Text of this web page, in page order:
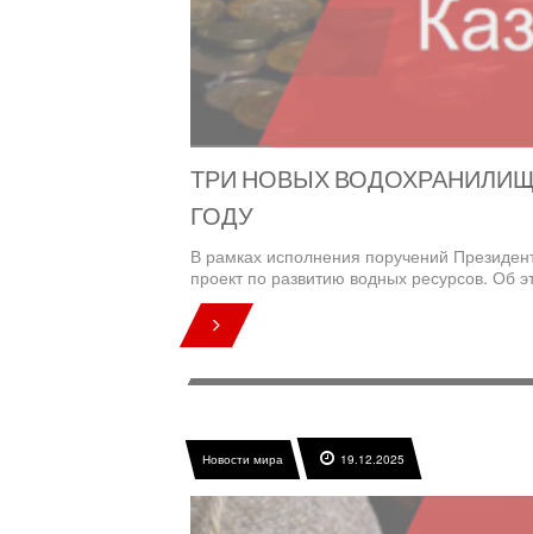
ТРИ НОВЫХ
ГОДУ
В рамках исполнения поручений
проект по развитию водных ресурсов. Об
Новости мира 19.12.2025